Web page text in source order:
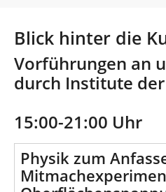
n
d
h
i
r
Blick hinter die
Vorführungen an
durch Institute
15:00-21:00 Uhr
Physik zum